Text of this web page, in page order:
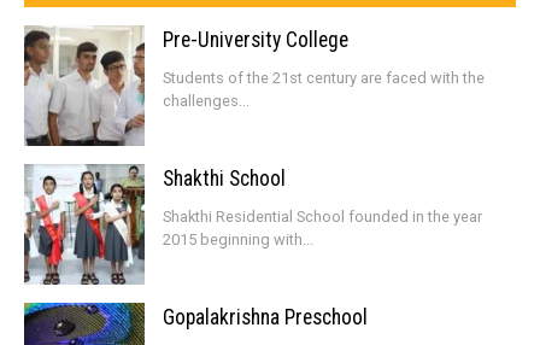
Pre-University College
Students of the 21st century are faced with the
challenges...
Shakthi School
Shakthi Residential School founded in the year
2015 beginning with...
Gopalakrishna Preschool